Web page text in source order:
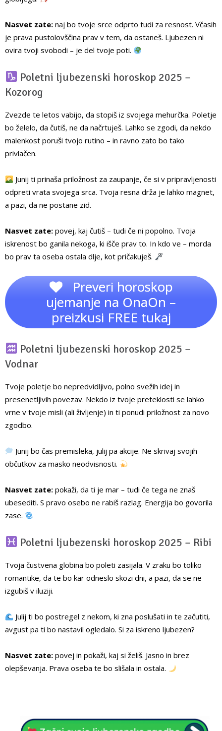
Nasvet zate: naj bo tvoje srce odprto tudi za resnost. Včasih
je prava pustolovščina prav v tem, da ostaneš. Ljubezen ni
ovira tvoji svobodi – je del tvoje poti.
Poletni ljubezenski horoskop 2025 –
Kozorog
Zvezde te letos vabijo, da stopiš iz svojega mehurčka. Poletje
bo želelo, da čutiš, ne da načrtuješ. Lahko se zgodi, da nekdo
malenkost poruši tvojo rutino – in ravno zato bo tako
privlačen.
Junij ti prinaša priložnost za zaupanje, če si v pripravljenosti
odpreti vrata svojega srca. Tvoja resna drža je lahko magnet,
a pazi, da ne postane zid.
Nasvet zate: povej, kaj čutiš – tudi če ni popolno. Tvoja
iskrenost bo ganila nekoga, ki išče prav to. In kdo ve – morda
bo prav ta oseba ostala dlje, kot pričakuješ.
Preveri horoskop
ujemanje na OnaOn –
preizkusi FREE tukaj
Poletni ljubezenski horoskop 2025 –
Vodnar
Tvoje poletje bo nepredvidljivo, polno svežih idej in
presenetljivih povezav. Nekdo iz tvoje preteklosti se lahko
vrne v tvoje misli (ali življenje) in ti ponudi priložnost za novo
zgodbo.
Junij bo čas premisleka, julij pa akcije. Ne skrivaj svojih
občutkov za masko neodvisnosti.
Nasvet zate: pokaži, da ti je mar – tudi če tega ne znaš
ubesediti. S pravo osebo ne rabiš razlag. Energija bo govorila
zase.
Poletni ljubezenski horoskop 2025 – Ribi
Tvoja čustvena globina bo poleti zasijala. V zraku bo toliko
romantike, da te bo kar odneslo skozi dni, a pazi, da se ne
izgubiš v iluziji.
Julij ti bo postregel z nekom, ki zna poslušati in te začutiti,
avgust pa ti bo nastavil ogledalo. Si za iskreno ljubezen?
Nasvet zate: povej in pokaži, kaj si želiš. Jasno in brez
olepševanja. Prava oseba te bo slišala in ostala.